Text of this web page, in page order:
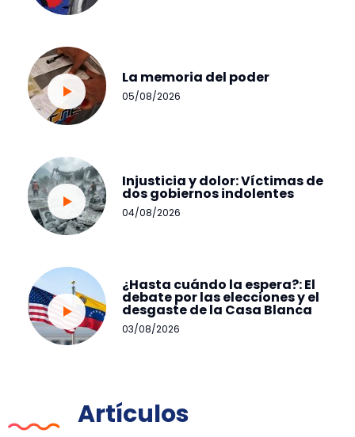
La memoria del poder
05/08/2026
Injusticia y dolor: Víctimas de
dos gobiernos indolentes
04/08/2026
¿Hasta cuándo la espera?: El
debate por las elecciones y el
desgaste de la Casa Blanca
03/08/2026
Artículos